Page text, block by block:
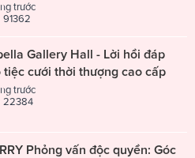
trước
91362
Gallery Hall - Lời hồi đáp
tiệc cưới thời thượng cao cấp
trước
22384
Phỏng vấn độc quyền: Góc